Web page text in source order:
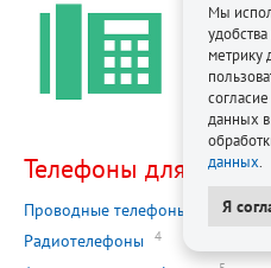
Телефоны для офиса
Проводные телефоны
Радиотелефоны 4
Мы
метрику
данных
данных
Я